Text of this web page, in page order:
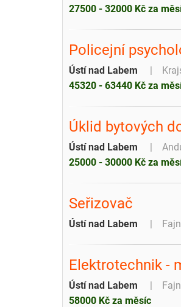
27500 - 32000 Kč za
Policejní
Ústí nad Labem
45320 - 63440 Kč za
Úklid bytových
Ústí nad Labem
25000 - 30000 Kč za
Seřizovač
Ústí nad Labem
Elektrotechnik -
Ústí nad Labem
58000 Kč za měsíc